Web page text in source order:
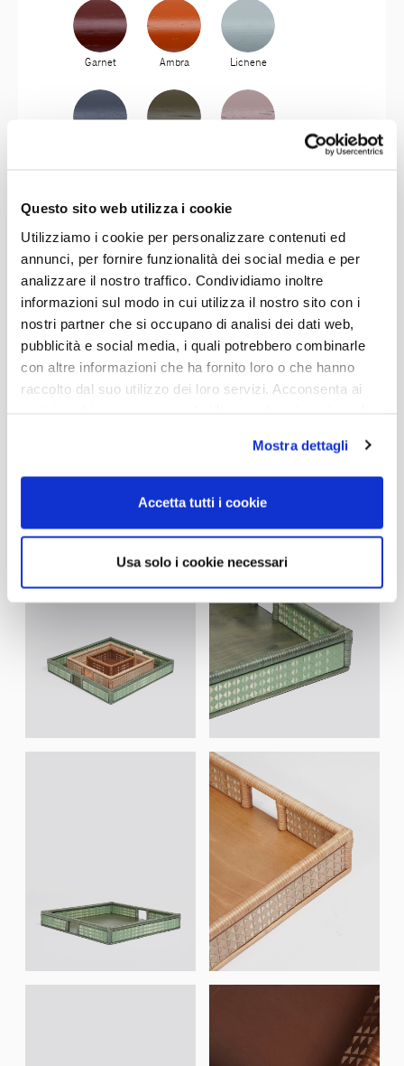
Questo sito web utilizza i cookie
Utilizziamo i cookie per personalizzare contenuti ed
annunci, per fornire funzionalità dei social media e per
analizzare il nostro traffico. Condividiamo inoltre
informazioni sul modo in cui utilizza il nostro sito con i
nostri partner che si occupano di analisi dei dati web,
pubblicità e social media, i quali potrebbero combinarle
con altre informazioni che ha fornito loro o che hanno
raccolto dal suo utilizzo dei loro servizi. Acconsenta ai
Mostra dettagli
Accetta tutti i cookie
Usa solo i cookie necessari
Garnet Ambra Lichene
Giada Aubergine Mustard